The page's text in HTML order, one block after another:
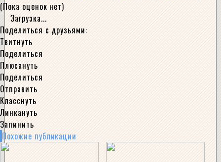
(Пока оценок нет)
Загрузка...
Поделиться с друзьями:
Твитнуть
Поделиться
Плюсануть
Поделиться
Отправить
Класснуть
Линкануть
Запинить
Похожие публикации